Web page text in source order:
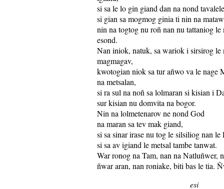
si sa le lo gin giand dan na nond
si gian sa mogmog ginia ti nin na
nin na togtog nu roñ nan nu tattaniog
esond.
Nan iniok, natuk, sa wariok i sirsirog le
magmagav,
kwotogian niok sa tur añwo va le nage
na metsalan,
si ra sul na noñ sa lolmaran si kisian i
sur kisian nu domvita na bogor.
Nin na lolmetenarov ne nond God
na maran sa tev mak giand,
si sa sinar irase nu tog le silsiliog nan le
si sa av igiand le metsal tambe tanwat.
War ronog na Tam, nan na Natluñwer,
ñwar aran, nan roniake, biti bas le tia.
esi